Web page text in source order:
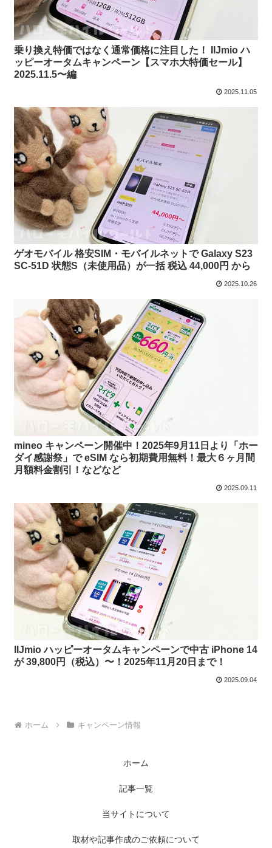
乗り換え特価ではなく通常価格に注目した！ IIJmio ハ
ッピーオータムキャンペーン【スマホ大特価セール】
2025.11.5〜編
2025.11.05
ゲオモバイル 格安SIM・モバイルネットで Galaxy S23
SC-51D 状態S（未使用品）が一括 税込 44,000円 から
2025.10.26
mineo キャンペーン開催中！2025年9月11日より「ホー
ダイ感謝祭」で eSIM なら初期費用無料！最大６ヶ月間
月額料金割引！などなど
2025.09.11
IIJmio ハッピーオータムキャンペーンで中古 iPhone 14
が 39,800円（税込）〜！2025年11月20日まで！
2025.09.04
ホーム キャンペーン情報
ホーム
記事一覧
当サイトについて
取材や記事作成のご依頼について